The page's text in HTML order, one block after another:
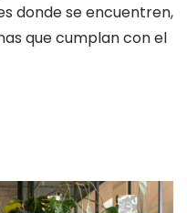
donde se encuentren,
que cumplan con el